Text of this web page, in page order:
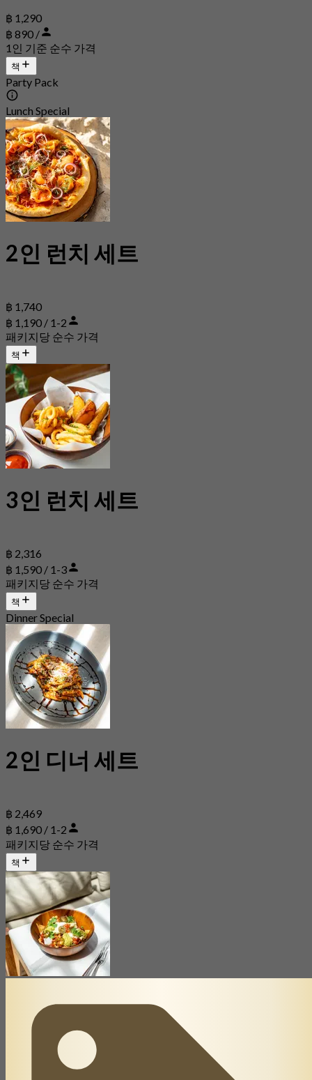
฿ 1,290
฿ 890 /
1인 기준 순수 가격
책
Party Pack
Lunch Special
2인 런치 세트
฿ 1,740
฿ 1,190 / 1-2
패키지당 순수 가격
책
3인 런치 세트
฿ 2,316
฿ 1,590 / 1-3
패키지당 순수 가격
책
Dinner Special
2인 디너 세트
฿ 2,469
฿ 1,690 / 1-2
패키지당 순수 가격
책